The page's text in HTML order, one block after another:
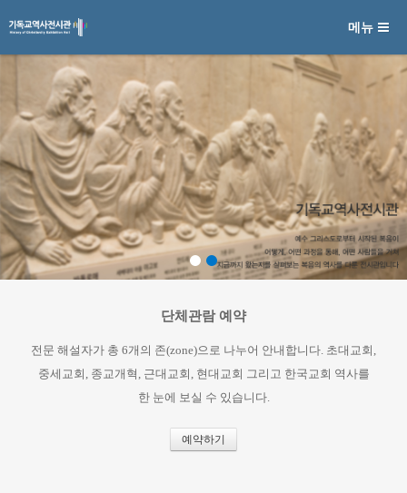
메뉴 건너뛰기
메뉴
단체관람 예약
전문 해설자가 총 6개의 존(zone)으로 나누어 안내합니다. 초대교회,
중세교회, 종교개혁, 근대교회, 현대교회 그리고 한국교회 역사를
한 눈에 보실 수 있습니다.
예약하기